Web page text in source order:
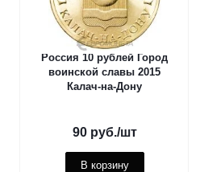
Россия 10 рублей Город
воинской славы 2015
Калач-на-Дону
90руб./шт
В корзину